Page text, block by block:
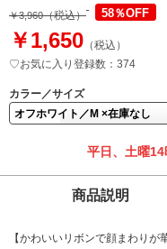
￥3,960（税込） 58％OFF
￥1,650 （税込）
♡お気に入り登録数：374
カラー／サイズ
平日、土曜
商品説明
【かわいいリボンで顔まわりが